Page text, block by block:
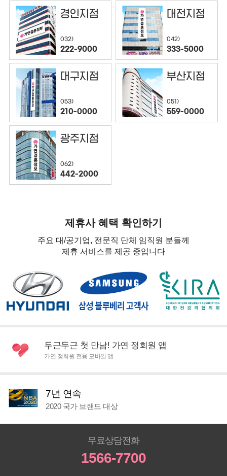
경인지점
032)
222-9000
대전지점
042)
333-5000
대구지점
053)
210-0000
부산지점
051)
559-0000
광주지점
062)
442-2000
제휴사 혜택 확인하기
주요 대/공기업, 전문직 단체 임직원 분들께
제휴 서비스를 제공 중입니다
두근두근 첫 만남! 가연 정회원 앱
가연 정회원 전용 모바일 앱
7년 연속
2020 국가 브랜드 대상
무료상담전화
1566-7700